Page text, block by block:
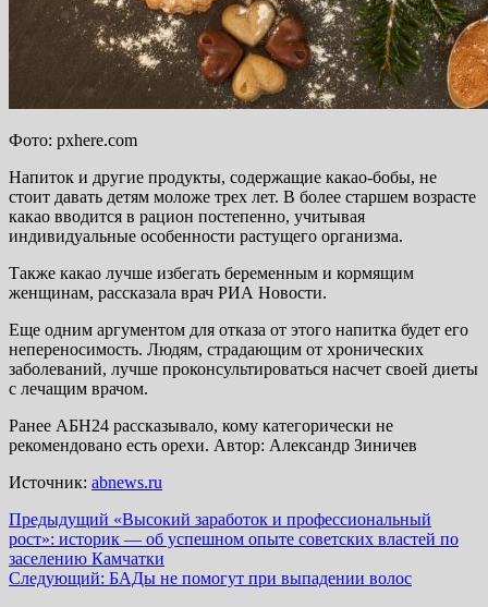
Фото: pxhere.com
Напиток и другие продукты, содержащие какао-бобы, не
стоит давать детям моложе трех лет. В более старшем возрасте
какао вводится в рацион постепенно, учитывая
индивидуальные особенности растущего организма.
Также какао лучше избегать беременным и кормящим
женщинам, рассказала врач РИА Новости.
Еще одним аргументом для отказа от этого напитка будет его
непереносимость. Людям, страдающим от хронических
заболеваний, лучше проконсультироваться насчет своей диеты
с лечащим врачом.
Ранее АБН24 рассказывало, кому категорически не
рекомендовано есть орехи. Автор: Александр Зиничев
Источник: abnews.ru
Навигация
записи
Предыдущий «Высокий заработок и профессиональный
рост»: историк — об успешном опыте советских властей по
заселению Камчатки
Следующий: БАДы не помогут при выпадении волос